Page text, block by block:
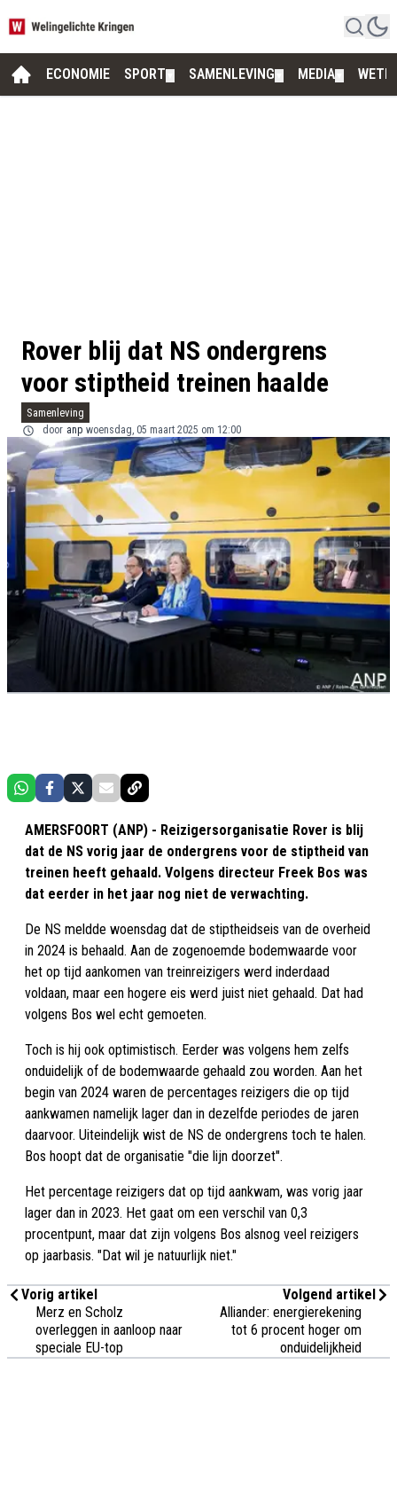
ECONOMIE SPORT SAMENLEVING MEDIA
Rover blij dat NS ondergrens
voor stiptheid treinen haalde
Samenleving
door anp woensdag, 05 maart 2025 om 12:00
AMERSFOORT (ANP) - Reizigersorganisatie Rover is blij
dat de NS vorig jaar de ondergrens voor de stiptheid van
treinen heeft gehaald. Volgens directeur Freek Bos was
dat eerder in het jaar nog niet de verwachting.
De NS meldde woensdag dat de stiptheidseis van de overheid
in 2024 is behaald. Aan de zogenoemde bodemwaarde voor
het op tijd aankomen van treinreizigers werd inderdaad
voldaan, maar een hogere eis werd juist niet gehaald. Dat had
volgens Bos wel echt gemoeten.
Toch is hij ook optimistisch. Eerder was volgens hem zelfs
onduidelijk of de bodemwaarde gehaald zou worden. Aan het
begin van 2024 waren de percentages reizigers die op tijd
aankwamen namelijk lager dan in dezelfde periodes de jaren
daarvoor. Uiteindelijk wist de NS de ondergrens toch te halen.
Bos hoopt dat de organisatie "die lijn doorzet".
Het percentage reizigers dat op tijd aankwam, was vorig jaar
lager dan in 2023. Het gaat om een verschil van 0,3
procentpunt, maar dat zijn volgens Bos alsnog veel reizigers
op jaarbasis. "Dat wil je natuurlijk niet."
Vorig artikel
Merz en Scholz
overleggen in aanloop naar
speciale EU-top
Volgend artikel
Alliander: energierekening
tot 6 procent hoger om
onduidelijkheid